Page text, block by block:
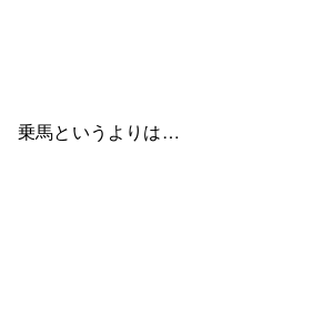
乗馬というよりは…